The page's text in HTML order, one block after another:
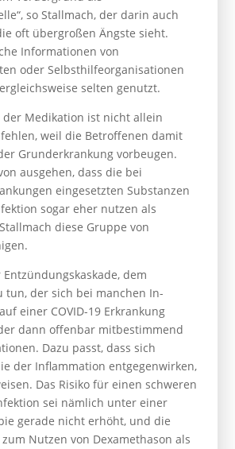
so Stallmach, der darin auch
oft übergroßen Ängste sieht.
Informationen von
oder Selbsthilfeorganisationen
selten genutzt.
der Medikation ist nicht allein
weil die Betroffenen damit
Grunderkrankung vorbeugen.
ausgehen, dass die bei
eingesetzten Substanzen
sogar eher nutzen als
diese Gruppe von
dem
tun, der sich bei manchen In­
einer COVID-19 Erkrankung
dann offenbar mit­bestimmend
Dazu passt, dass sich
der Inflamma­tion entgegenwirken,
Das Risiko für einen schweren
sei nämlich unter einer
gerade nicht erhöht, und die
Nutzen von Dexamethason als